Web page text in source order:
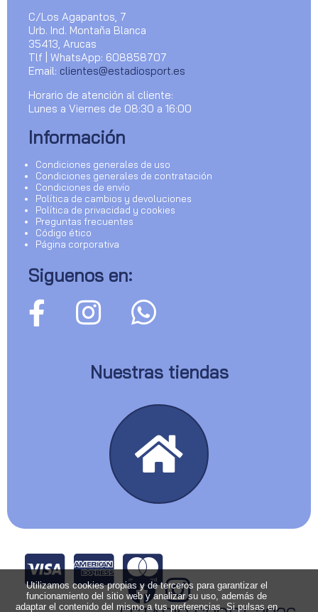
C/Los Agapantos, 7
Urb. Ind. Montaña Blanca
35413, Arucas
Tlf | WhatsApp: 608858707
Email: clientes@estadiosport.es
Horario de atención al cliente:
Lunes a Viernes de 08:30 a 16:00
Información
Condiciones generales de uso
Condiciones generales de contratación
Condiciones de envío
Política de cambios y devoluciones
Política de privacidad y cookies
Preguntas frecuentes
Código ético
Página corporativa
Siguenos en:
Nuestras tiendas
Utilizamos cookies propias y de terceros para garantizar el
funcionamiento del sitio web y analizar su uso, además de
adaptar el contenido del mismo a tus preferencias. Si pulsas en